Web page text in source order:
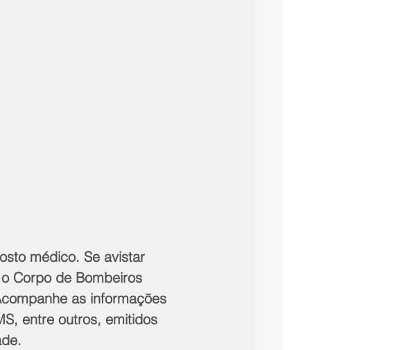
médico. Se avistar
Corpo de Bombeiros
as informações
entre outros, emitidos